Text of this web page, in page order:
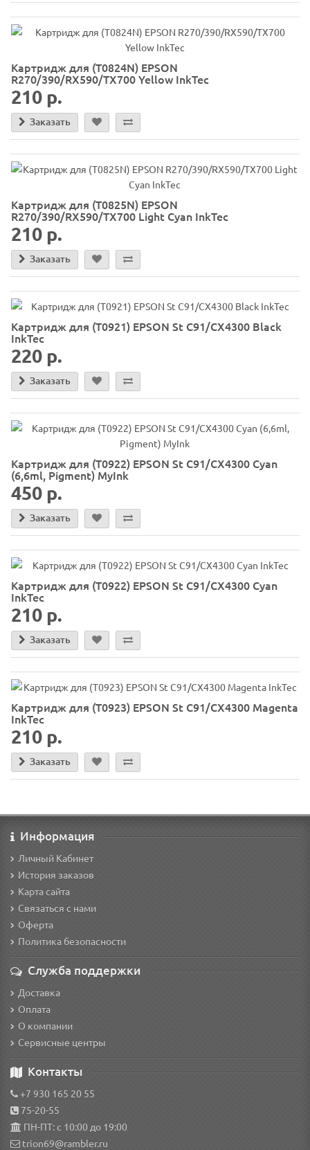
Картридж для (T0824N) EPSON
R270/390/RX590/TX700 Yellow InkTec
210 р.
Заказать
Картридж для (T0825N) EPSON
R270/390/RX590/TX700 Light Cyan InkTec
210 р.
Заказать
Картридж для (T0921) EPSON St C91/CX4300 Black
InkTec
220 р.
Заказать
Картридж для (T0922) EPSON St C91/CX4300 Cyan
(6,6ml, Pigment) MyInk
450 р.
Заказать
Картридж для (T0922) EPSON St C91/CX4300 Cyan
InkTec
210 р.
Заказать
Картридж для (T0923) EPSON St C91/CX4300 Magenta
InkTec
210 р.
Заказать
Информация
Личный Кабинет
История заказов
Карта сайта
Связаться с нами
Оферта
Политика безопасности
Служба поддержки
Доставка
Оплата
О компании
Сервисные центры
Контакты
+7 930 165 20 55
75-20-55
ПН-ПТ: с 10:00 до 19:00
trion69@rambler.ru